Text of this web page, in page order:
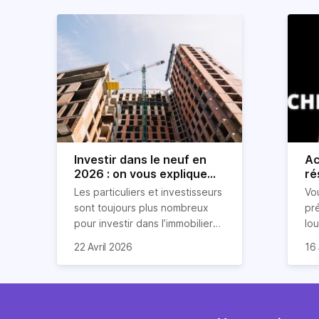
Investir dans le neuf en
2026 : on vous explique
tout !
Les particuliers et investisseurs
sont toujours plus nombreux
pour investir dans l’immobilier
expliquons tout dans cet
22 Avril 2026 16